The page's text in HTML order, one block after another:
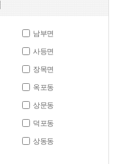
남부면
사등면
장목면
옥포동
상문동
덕포동
상동동